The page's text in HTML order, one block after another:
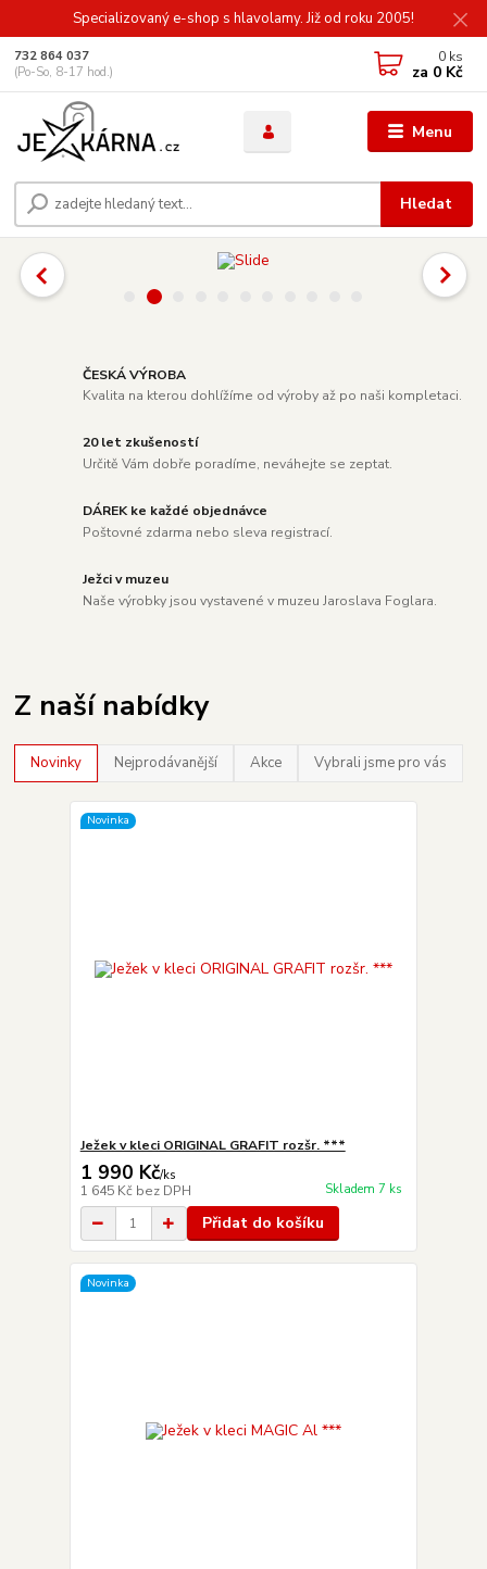
Specializovaný e-shop s hlavolamy. Již od roku 2005!
Menu
Hledat
732 864 037
(Po-So, 8-17 hod.)
0 ks
za 0 Kč
ČESKÁ VÝROBA
Kvalita na kterou dohlížíme od výroby až po naši kompletaci.
20 let zkušeností
Určitě Vám dobře poradíme, neváhejte se zeptat.
DÁREK ke každé objednávce
Poštovné zdarma nebo sleva registrací.
Ježci v muzeu
Naše výrobky jsou vystavené v muzeu Jaroslava Foglara.
Z naší nabídky
Novinky Nejprodávanější Akce Vybrali jsme pro vás
Novinka
Ježek v kleci ORIGINAL GRAFIT rozšr. ***
1 990 Kč/ks
1 645 Kč bez DPH Skladem 7 ks
Přidat do košíku
Novinka